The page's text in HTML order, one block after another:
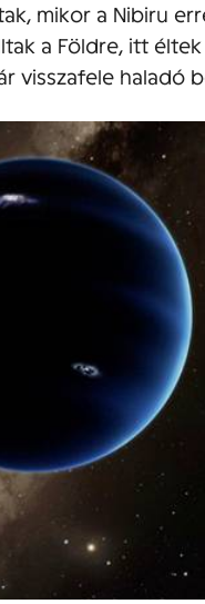
mikor a Nibiru
a Földre, itt
visszafele haladó